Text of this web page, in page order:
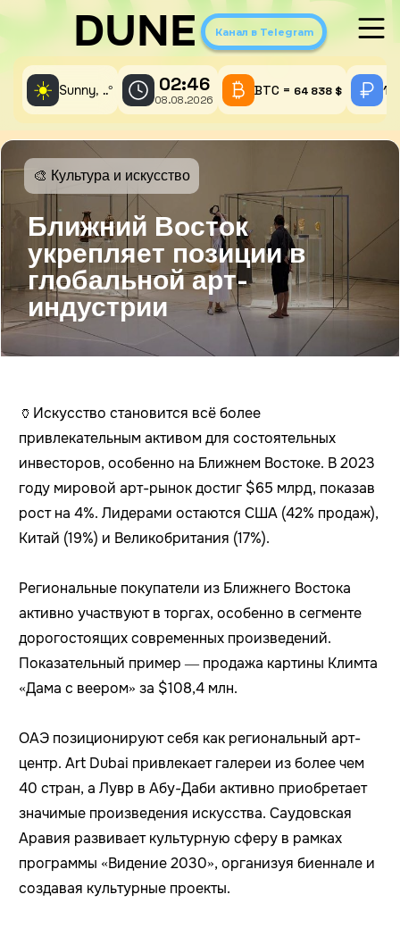
DUNE Канал в Telegram
☀️ Sunny, ..° 02:46
08.08.2026
BTC = 64 838 $ 1
Ближний Восток
укрепляет позиции в
глобальной арт-
индустрии
🎨 Культура и искусство
🏺Искусство становится всё более
привлекательным активом для состоятельных
инвесторов, особенно на Ближнем Востоке. В 2023
году мировой арт-рынок достиг $65 млрд, показав
рост на 4%. Лидерами остаются США (42% продаж),
Китай (19%) и Великобритания (17%).
Региональные покупатели из Ближнего Востока
активно участвуют в торгах, особенно в сегменте
дорогостоящих современных произведений.
Показательный пример — продажа картины Климта
«Дама с веером» за $108,4 млн.
ОАЭ позиционируют себя как региональный арт-
центр. Art Dubai привлекает галереи из более чем
40 стран, а Лувр в Абу-Даби активно приобретает
значимые произведения искусства. Саудовская
Аравия развивает культурную сферу в рамках
программы «Видение 2030», организуя биеннале и
создавая культурные проекты.